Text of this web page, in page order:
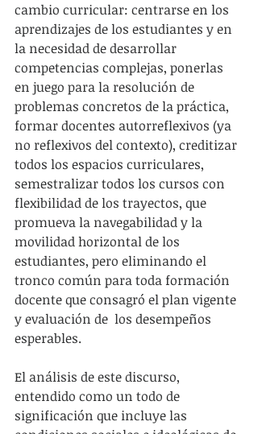
cambio curricular: centrarse en los
aprendizajes de los estudiantes y en
la necesidad de desarrollar
competencias complejas, ponerlas
en juego para la resolución de
problemas concretos de la práctica,
formar docentes autorreflexivos (ya
no reflexivos del contexto), creditizar
todos los espacios curriculares,
semestralizar todos los cursos con
flexibilidad de los trayectos, que
promueva la navegabilidad y la
movilidad horizontal de los
estudiantes, pero eliminando el
tronco común para toda formación
docente que consagró el plan vigente
y evaluación de  los desempeños
esperables.
El análisis de este discurso,
entendido como un todo de
significación que incluye las